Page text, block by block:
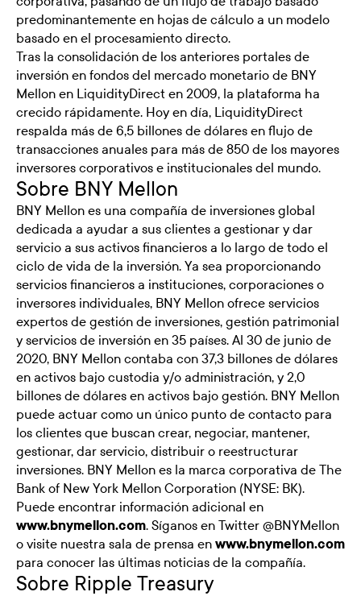
predominantemente en hojas de cálculo a un modelo
basado en el procesamiento directo.
Tras la consolidación de los anteriores portales de
inversión en fondos del mercado monetario de BNY
Mellon en LiquidityDirect en 2009, la plataforma ha
crecido rápidamente. Hoy en día, LiquidityDirect
respalda más de 6,5 billones de dólares en flujo de
transacciones anuales para más de 850 de los mayores
inversores corporativos e institucionales del mundo.
Sobre BNY Mellon
BNY Mellon es una compañía de inversiones global
dedicada a ayudar a sus clientes a gestionar y dar
servicio a sus activos financieros a lo largo de todo el
ciclo de vida de la inversión. Ya sea proporcionando
servicios financieros a instituciones, corporaciones o
inversores individuales, BNY Mellon ofrece servicios
expertos de gestión de inversiones, gestión patrimonial
y servicios de inversión en 35 países. Al 30 de junio de
2020, BNY Mellon contaba con 37,3 billones de dólares
en activos bajo custodia y/o administración, y 2,0
billones de dólares en activos bajo gestión. BNY Mellon
puede actuar como un único punto de contacto para
los clientes que buscan crear, negociar, mantener,
gestionar, dar servicio, distribuir o reestructurar
inversiones. BNY Mellon es la marca corporativa de The
Bank of New York Mellon Corporation (NYSE: BK).
Puede encontrar información adicional en
www.bnymellon.com. Síganos en Twitter @BNYMellon
o visite nuestra sala de prensa en www.bnymellon.com
para conocer las últimas noticias de la compañía.
Sobre Ripple Treasury